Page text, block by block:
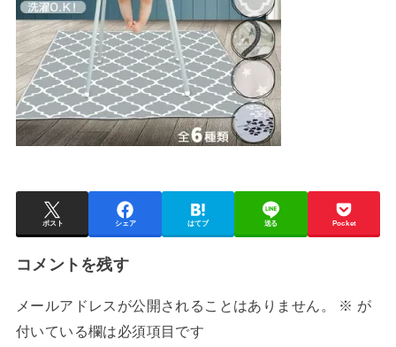
ポスト シェア はてブ 送る Pocket
コメントを残す
メールアドレスが公開されることはありません。 ※ が
付いている欄は必須項目です